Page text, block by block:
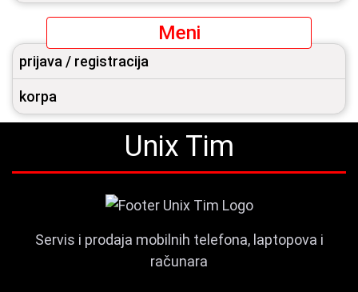
Meni
prijava / registracija
korpa
Unix Tim
Servis i prodaja mobilnih telefona, laptopova i
računara